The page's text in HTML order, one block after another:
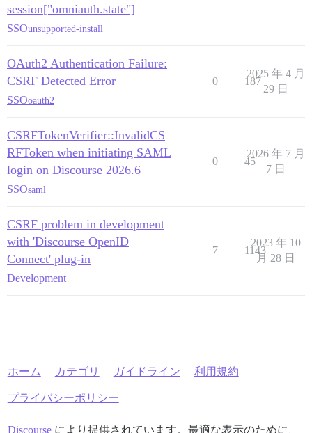
session["omniauth.state"]
SSOunsupported-install
OAuth2 Authentication Failure:
CSRF Detected Error
SSOoauth2
0 187
2025 年 4 月
29 日
CSRFTokenVerifier::InvalidCS
RFToken when initiating SAML
login on Discourse 2026.6
SSOsaml
0 45
2026 年 7 月
7 日
CSRF problem in development
with 'Discourse OpenID
Connect' plug-in
Development
7 1143
2023 年 10
月 28 日
ホーム カテゴリ ガイドライン 利用規約
プライバシーポリシー
Discourseにより提供されています。最適な表示のために、